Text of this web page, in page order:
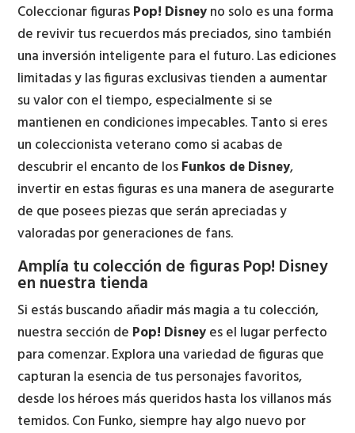
Coleccionar figurasPop! Disneyno solo es una forma
de revivir tus recuerdos más preciados, sino también
una inversión inteligente para el futuro. Las ediciones
limitadas y las figuras exclusivas tienden a aumentar
su valor con el tiempo, especialmente si se
mantienen en condiciones impecables. Tanto si eres
un coleccionista veterano como si acabas de
descubrir el encanto de losFunkos de Disney,
invertir en estas figuras es una manera de asegurarte
de que posees piezas que serán apreciadas y
valoradas por generaciones de fans.
Amplía tu colección de figuras Pop! Disney
en nuestra tienda
Si estás buscando añadir más magia a tu colección,
nuestra sección de Pop! Disneyes el lugar perfecto
para comenzar. Explora una variedad de figuras que
capturan la esencia de tus personajes favoritos,
desde los héroes más queridos hasta los villanos más
temidos. Con Funko, siempre hay algo nuevo por